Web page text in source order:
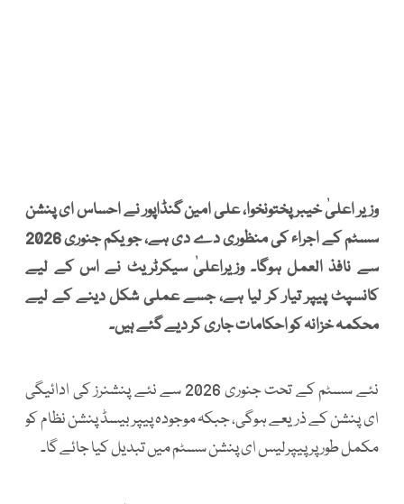
وزیر اعلیٰ خیبرپختونخوا، علی امین گنڈاپور نے احساس ای پنشن
سسٹم کے اجراء کی منظوری دے دی ہے، جو یکم جنوری 2026
سے نافذ العمل ہوگا۔ وزیراعلیٰ سیکرٹریٹ نے اس کے لیے
کانسپٹ پیپر تیار کر لیا ہے، جسے عملی شکل دینے کے لیے
محکمہ خزانہ کو احکامات جاری کر دیے گئے ہیں۔
نئے سسٹم کے تحت جنوری 2026 سے نئے پنشنرز کی ادائیگی
ای پنشن کے ذریعے ہوگی، جبکہ موجودہ پیپر بیسڈ پنشن نظام کو
مکمل طور پر پیپرلیس ای پنشن سسٹم میں تبدیل کیا جائے گا۔